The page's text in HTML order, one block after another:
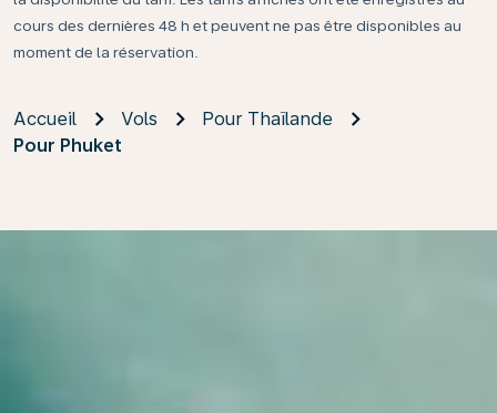
cours des dernières 48 h et peuvent ne pas être disponibles au
moment de la réservation.
Accueil Vols
Pour Thaïlande
Pour Phuket